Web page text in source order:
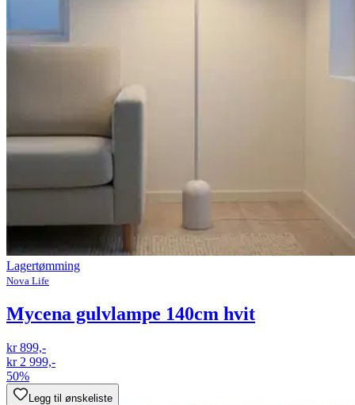
Lagertømming
Nova Life
Mycena gulvlampe 140cm hvit
kr 899,-
kr 2 999,-
50%
Legg til ønskeliste